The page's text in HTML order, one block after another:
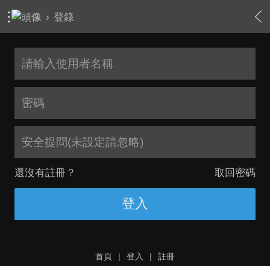
› 登錄
安全提問(未設定請忽略)
還沒有註冊？ 取回密碼
登入
首頁 | 登入 |
註冊